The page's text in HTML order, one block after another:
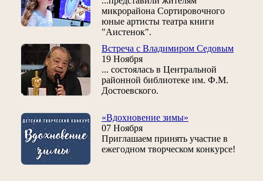
микрорайона Сортировочного
юные артисты театра книги
"Аистенок".
Встреча с Владимиром Седовым
19 Ноября
... состоялась в Центральной
районной библиотеке им. Ф.М.
Достоевского.
«Вдохновение зимы»
07 Ноября
Приглашаем принять участие в
ежегодном творческом конкурсе!